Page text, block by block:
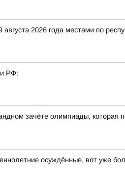
2026 года местами по
РФ:
зачёте олимпиады, которая
осуждённые, вот уже